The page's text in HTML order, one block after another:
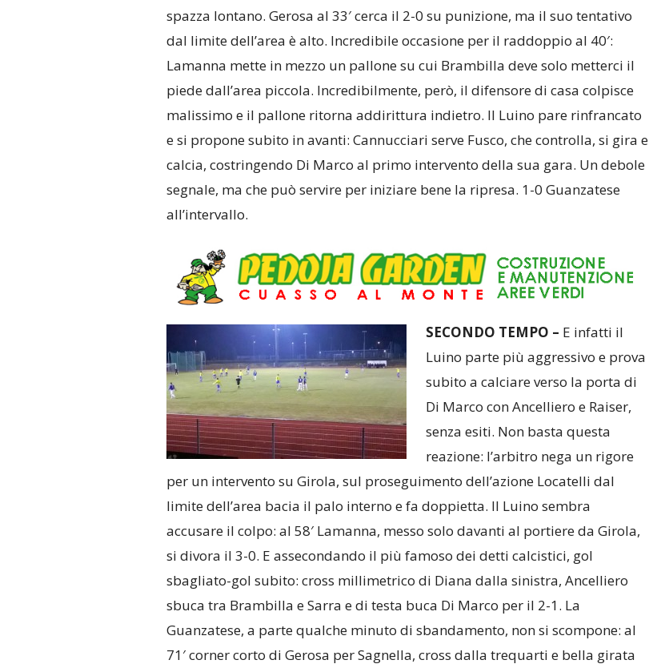
spazza lontano. Gerosa al 33′ cerca il 2-0 su punizione, ma il suo tentativo
dal limite dell’area è alto. Incredibile occasione per il raddoppio al 40′:
Lamanna mette in mezzo un pallone su cui Brambilla deve solo metterci il
piede dall’area piccola. Incredibilmente, però, il difensore di casa colpisce
malissimo e il pallone ritorna addirittura indietro. Il Luino pare rinfrancato
e si propone subito in avanti: Cannucciari serve Fusco, che controlla, si gira e
calcia, costringendo Di Marco al primo intervento della sua gara. Un debole
segnale, ma che può servire per iniziare bene la ripresa. 1-0 Guanzatese
all’intervallo.
SECONDO TEMPO – E infatti il
Luino parte più aggressivo e prova
subito a calciare verso la porta di
Di Marco con Ancelliero e Raiser,
senza esiti. Non basta questa
reazione: l’arbitro nega un rigore
per un intervento su Girola, sul proseguimento dell’azione Locatelli dal
limite dell’area bacia il palo interno e fa doppietta. Il Luino sembra
accusare il colpo: al 58′ Lamanna, messo solo davanti al portiere da Girola,
si divora il 3-0. E assecondando il più famoso dei detti calcistici, gol
sbagliato-gol subito: cross millimetrico di Diana dalla sinistra, Ancelliero
sbuca tra Brambilla e Sarra e di testa buca Di Marco per il 2-1. La
Guanzatese, a parte qualche minuto di sbandamento, non si scompone: al
71′ corner corto di Gerosa per Sagnella, cross dalla trequarti e bella girata